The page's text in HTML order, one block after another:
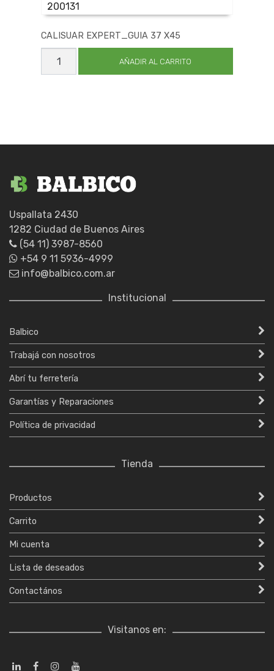
200131
CALISUAR EXPERT_GUIA 37 X45
CALISUAR
EXPERT_GUIA
37
AÑADIR AL CARRITO
Uspallata 2430
1282 Ciudad de Buenos Aires
(54 11) 3987-8560
+54 9 11 5936-4999
info@balbico.com.ar
Institucional
Balbico
Trabajá con nosotros
Abrí tu ferretería
Garantías y Reparaciones
Política de privacidad
Tienda
Productos
Carrito
Mi cuenta
Lista de deseados
Contactános
Visitanos en: